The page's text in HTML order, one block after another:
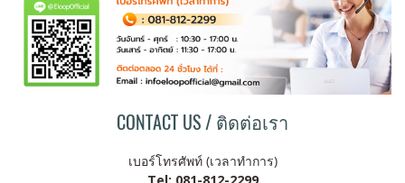
CONTACT US / ติดต่อเรา
เบอร์โทรศัพท์ (เวลาทำการ)